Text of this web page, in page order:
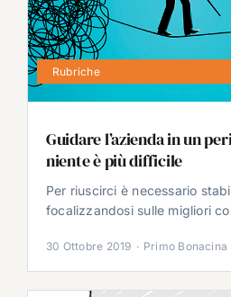
Rubriche
Guidare l’azienda in un
niente è più difficile
Per riuscirci è necessario
focalizzandosi sulle migliori
30 Ottobre 2019 · Primo Bonacina